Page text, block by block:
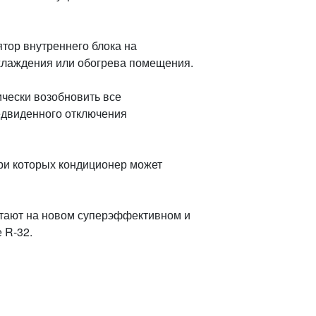
внутреннего блока на
или обогрева помещения.
возобновить все
отключения
которых кондиционер может
на новом суперэффективном и
R-32.